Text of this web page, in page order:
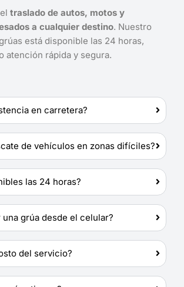
traslado de autos, motos y
a cualquier destino. Nuestro
está disponible las 24 horas,
atención rápida y segura.
en carretera?
de vehículos en zonas difíciles?
las 24 horas?
una grúa desde el celular?
del servicio?